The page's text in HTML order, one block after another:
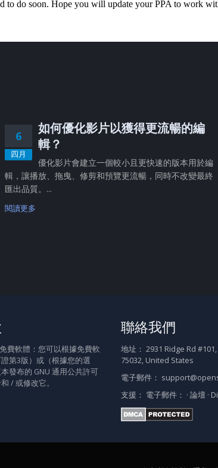
6
四月
如何優化影片以獲得更流暢的編
輯？
優化影片會建立一個較小且更快速的版本用於編
輯，讓播放、拖曳、修剪和預覽更流暢，同時不改變最終
匯出品質。...
閱讀更多
費軟體：您可以根據免費軟
第3版）或（根據您的選
發布的 GNU 通用公共許可
/ 或修改它。
聯絡我們
地址： 2931 Ridge Rd
75032, United States
電子郵件：
支援： 電子郵件： · 論壇 ·